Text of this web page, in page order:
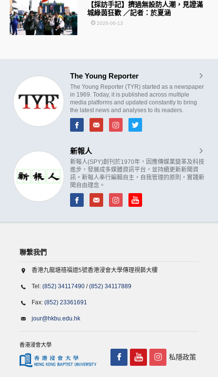
【採訪手記】擠過無設防人潮，見證滿
城綠茵狂歡 ／記者：於夏涵
2026-06-13
The Young Reporter
The Young Reporter (TYR) started as a newspaper
in 1969. Today, it is published across multiple
media platforms and updated constantly to bring
the latest news and analyses to its readers.
新報人
新報人(SPY)創刊於1970年，因應傳媒業變革及科技
進步，發展成多媒體資訊平台，並持續更新新聞資
訊。新報人奉行編輯自主，自我管理的原則，實踐新
聞自由理念。
聯繫我們
香港九龍塘禧福道5號香港浸會大學傳理視藝大樓
Tel: (852) 34117490 /(852) 34117889
Fax: (852) 23361691
jour@hkbu.edu.hk
香港浸會大學
私隱政策